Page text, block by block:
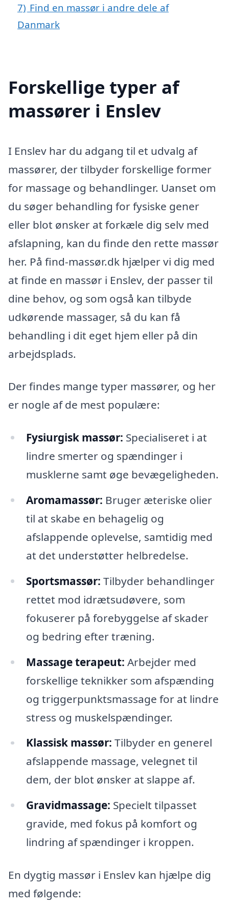
7) Find en massør i andre dele af
Danmark
Forskellige typer af
massører i Enslev
I Enslev har du adgang til et udvalg af
massører, der tilbyder forskellige former
for massage og behandlinger. Uanset om
du søger behandling for fysiske gener
eller blot ønsker at forkæle dig selv med
afslapning, kan du finde den rette massør
her. På find-massør.dk hjælper vi dig med
at finde en massør i Enslev, der passer til
dine behov, og som også kan tilbyde
udkørende massager, så du kan få
behandling i dit eget hjem eller på din
arbejdsplads.
Der findes mange typer massører, og her
er nogle af de mest populære:
Fysiurgisk massør: Specialiseret i at
lindre smerter og spændinger i
musklerne samt øge bevægeligheden.
Aromamassør: Bruger æteriske olier
til at skabe en behagelig og
afslappende oplevelse, samtidig med
at det understøtter helbredelse.
Sportsmassør: Tilbyder behandlinger
rettet mod idrætsudøvere, som
fokuserer på forebyggelse af skader
og bedring efter træning.
Massage terapeut: Arbejder med
forskellige teknikker som afspænding
og triggerpunktsmassage for at lindre
stress og muskelspændinger.
Klassisk massør: Tilbyder en generel
afslappende massage, velegnet til
dem, der blot ønsker at slappe af.
Gravidmassage: Specielt tilpasset
gravide, med fokus på komfort og
lindring af spændinger i kroppen.
En dygtig massør i Enslev kan hjælpe dig
med følgende: